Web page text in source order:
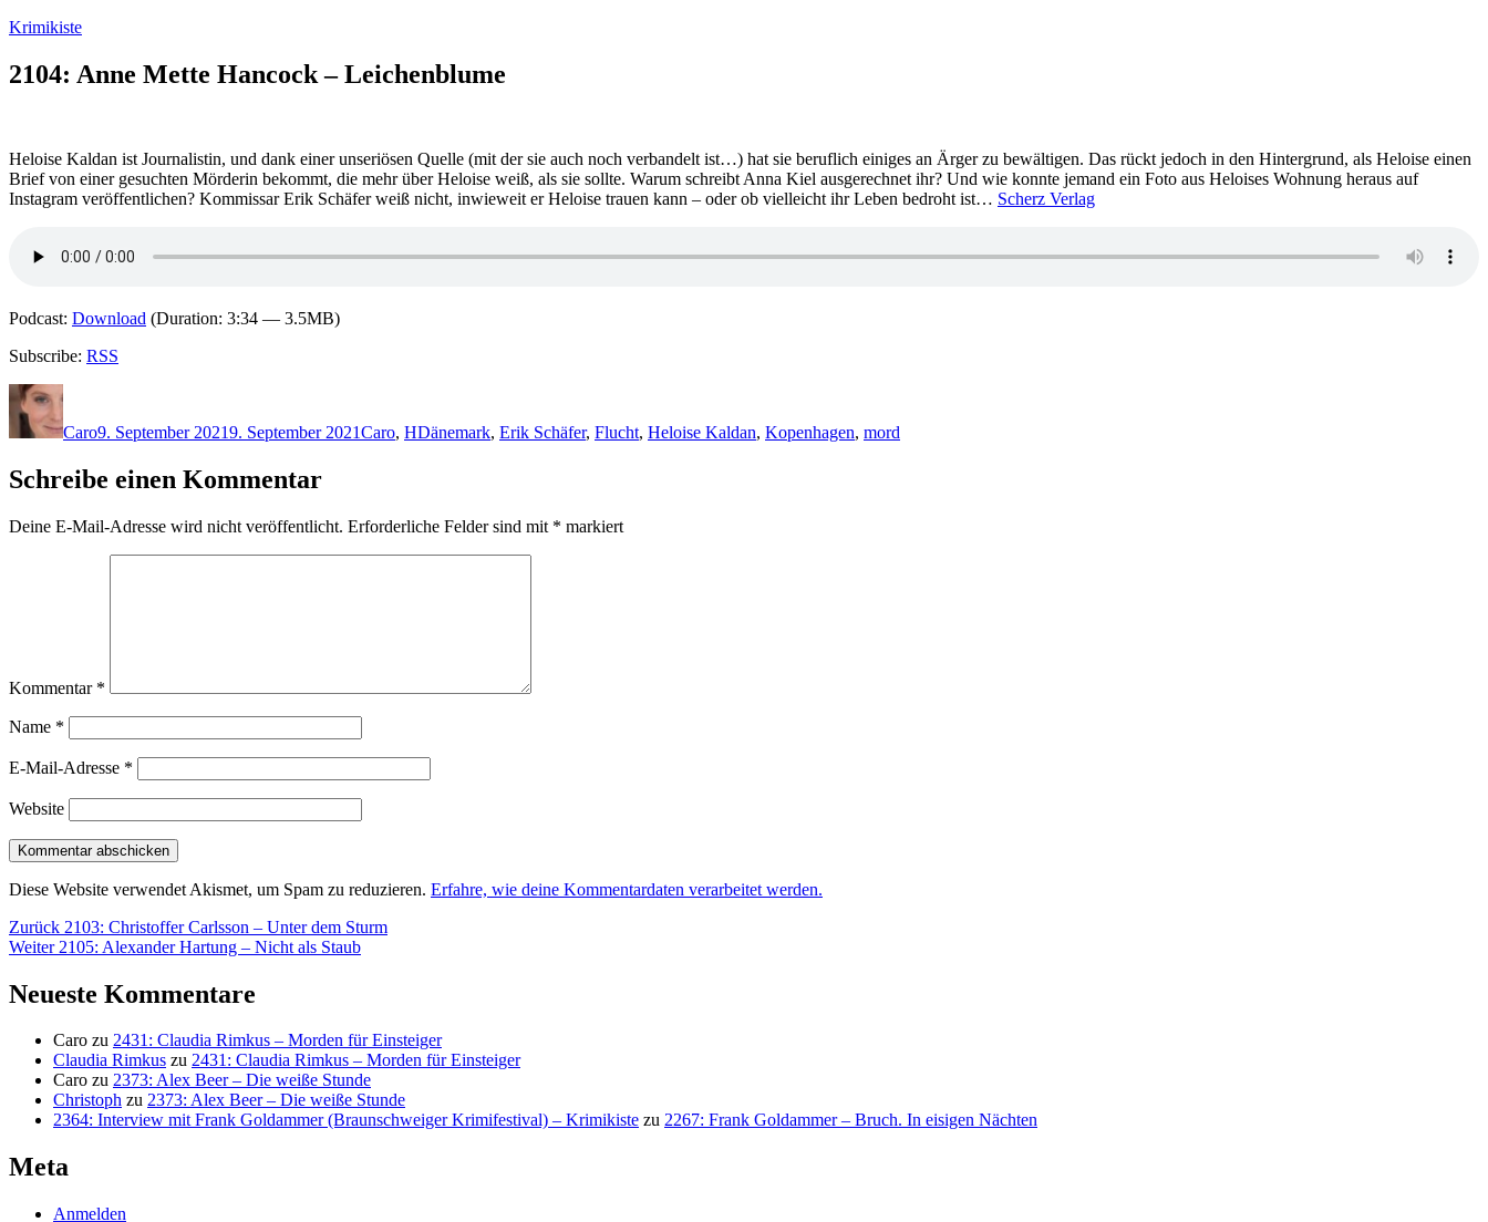
Zum
springen
Krimikiste
2104: Anne Mette Hancock – Leichenblume
Heloise Kaldan ist Journalistin, und dank einer unseriösen Quelle (mit der sie auch noch verbandelt ist…) hat sie beruflich einiges an Ärger zu bewältigen. Das rückt jedoch in den Hintergrund, als Heloise einen
Brief von einer gesuchten Mörderin bekommt, die mehr über Heloise weiß, als sie sollte. Warum schreibt Anna Kiel ausgerechnet ihr? Und wie konnte jemand ein Foto aus Heloises Wohnung heraus auf
Instagram veröffentlichen? Kommissar Erik Schäfer weiß nicht, inwieweit er Heloise trauen kann – oder ob vielleicht ihr Leben bedroht ist… Scherz Verlag
Podcast: Download (Duration: 3:34 — 3.5MB)
Subscribe: RSS
Autor
Caro9. September 20219. September 2021Caro, HDänemark, Erik Schäfer, Flucht, Heloise Kaldan, Kopenhagen, mord
Schreibe einen Kommentar
Deine E-Mail-Adresse wird nicht veröffentlicht. Erforderliche Felder sind mit * markiert
Kommentar *
Name *
E-Mail-Adresse *
Website
Diese Website verwendet Akismet, um Spam zu reduzieren. Erfahre, wie deine Kommentardaten verarbeitet werden.
Beitragsnavigation
Zurück Vorheriger
Beitrag:
2103: Christoffer Carlsson – Unter dem Sturm
Weiter Nächster
2105: Alexander Hartung – Nicht als Staub
Neueste Kommentare
Caro zu 2431: Claudia Rimkus – Morden für Einsteiger
Claudia Rimkus zu 2431: Claudia Rimkus – Morden für Einsteiger
Caro zu 2373: Alex Beer – Die weiße Stunde
Christoph zu 2373: Alex Beer – Die weiße Stunde
2364: Interview mit Frank Goldammer (Braunschweiger Krimifestival) – Krimikiste zu 2267: Frank Goldammer – Bruch. In eisigen Nächten
Meta
Anmelden